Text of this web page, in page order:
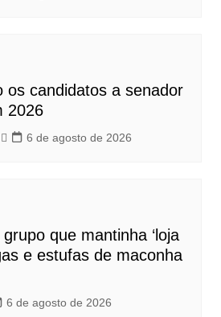
os candidatos a senador
2026
6 de agosto de 2026
que mantinha ‘loja
e estufas de maconha
6 de agosto de 2026